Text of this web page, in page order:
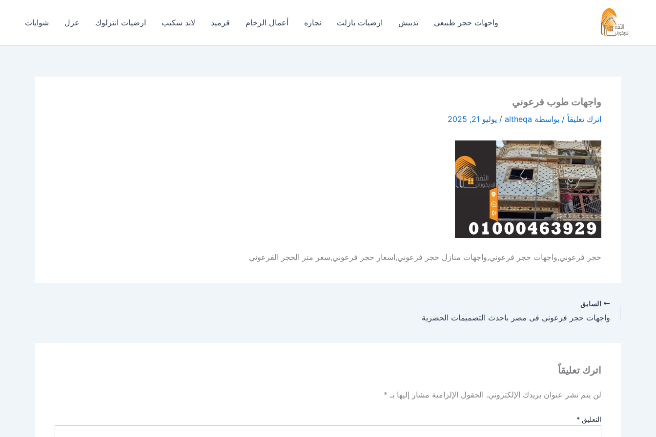
واجهات حجر طبيعي تدبيش ارضيات بازلت نجاره أعمال الرخام قرميد لاند سكيب ارضيات انترلوك عزل شوايات
واجهات طوب فرعوني
اترك تعليقاً / بواسطة altheqa
/ يوليو 21, 2025
حجر فرعوني,واجهات حجر فرعوني,واجهات منازل حجر فرعوني,اسعار حجر فرعوني,سعر متر الحجر الفرعوني
السابق
واجهات حجر فرعوني فى مصر باحدث التصميمات الحصرية
اترك تعليقاً
لن يتم نشر عنوان بريدك الإلكتروني. الحقول الإلزامية مشار إليها بـ *
التعليق *